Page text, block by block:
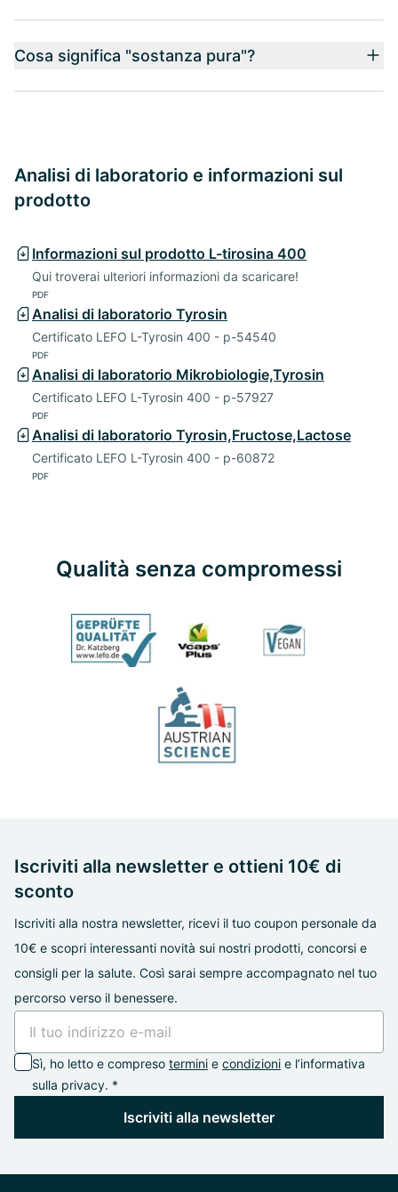
Cosa significa "sostanza pura"?
Analisi di laboratorio e informazioni sul
prodotto
Informazioni sul prodotto L-tirosina 400
Qui troverai ulteriori informazioni da scaricare!
PDF
Analisi di laboratorio Tyrosin
Certificato LEFO L-Tyrosin 400 - p-54540
PDF
Analisi di laboratorio Mikrobiologie,Tyrosin
Certificato LEFO L-Tyrosin 400 - p-57927
PDF
Analisi di laboratorio Tyrosin,Fructose,Lactose
Certificato LEFO L-Tyrosin 400 - p-60872
PDF
Qualità senza compromessi
Iscriviti alla newsletter e ottieni 10€ di
sconto
Iscriviti alla nostra newsletter, ricevi il tuo coupon personale da
10€ e scopri interessanti novità sui nostri prodotti, concorsi e
consigli per la salute. Così sarai sempre accompagnato nel tuo
percorso verso il benessere.
Sì, ho letto e compreso termini e condizioni e l’informativa
sulla privacy. *
Iscriviti alla newsletter